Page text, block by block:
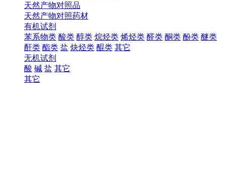
天然产物对照品
天然产物对照药材
有机试剂
苯系物类 酸类 醇类 烷烃类 烯烃类 醛类 酮类 酚类 醚类
酐类 酯类 盐 炔烃类 醌类 其它
无机试剂
酸 碱 盐 其它
其它